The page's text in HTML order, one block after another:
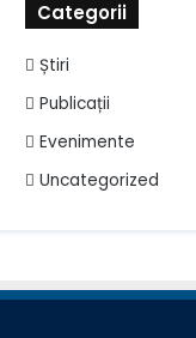
Categorii
Știri
Publicații
Evenimente
Uncategorized